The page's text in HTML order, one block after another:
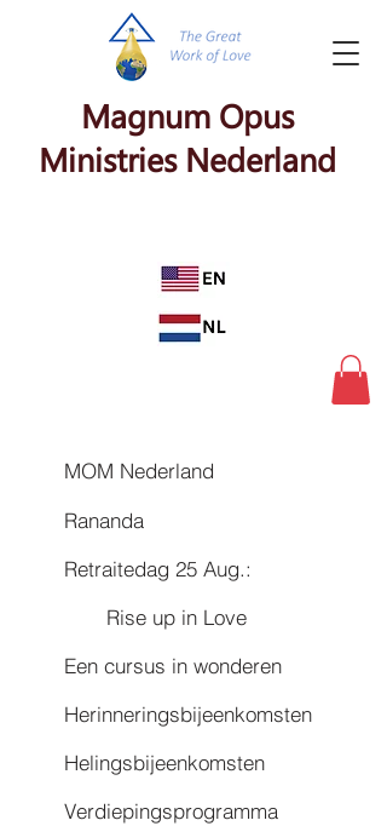
Magnum Opus
Ministries Nederland
MOM Nederland
Rananda
Retraitedag 25 Aug.:
Rise up in Love
Een cursus in wonderen
Herinneringsbijeenkomsten
Helingsbijeenkomsten
Verdiepingsprogramma